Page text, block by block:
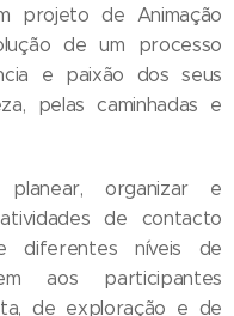
projeto de Animação
de um processo
e paixão dos seus
pelas caminhadas e
planear, organizar e
de contacto
diferentes níveis de
aos participantes
de exploração e de